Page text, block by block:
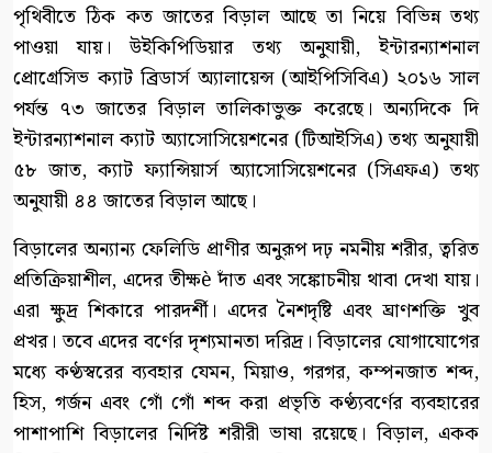
পৃথিবীতে ঠিক কত জাতের বিড়াল আছে তা নিয়ে বিভিন্ন তথ্য
পাওয়া যায়। উইকিপিডিয়ার তথ্য অনুযায়ী, ইন্টারন্যাশনাল
প্রোগ্রেসিভ ক্যাট ব্রিডার্স অ্যালায়েন্স (আইপিসিবিএ) ২০১৬ সাল
পর্যন্ত ৭৩ জাতের বিড়াল তালিকাভুক্ত করেছে। অন্যদিকে দি
ইন্টারন্যাশনাল ক্যাট অ্যাসোসিয়েশনের (টিআইসিএ) তথ্য অনুযায়ী
৫৮ জাত, ক্যাট ফ্যান্সিয়ার্স অ্যাসোসিয়েশনের (সিএফএ) তথ্য
অনুযায়ী ৪৪ জাতের বিড়াল আছে।
বিড়ালের অন্যান্য ফেলিডি প্রাণীর অনুরূপ দঢ় নমনীয় শরীর, ত্বরিত
প্রতিক্রিয়াশীল, এদের তীক্ষè দাঁত এবং সঙ্কোচনীয় থাবা দেখা যায়।
এরা ক্ষুদ্র শিকারে পারদর্শী। এদের নৈশদৃষ্টি এবং ঘ্রাণশক্তি খুব
প্রখর। তবে এদের বর্ণের দৃশ্যমানতা দরিদ্র। বিড়ালের যোগাযোগের
মধ্যে কণ্ঠস্বরের ব্যবহার যেমন, মিয়াও, গরগর, কম্পনজাত শব্দ,
হিস, গর্জন এবং গোঁ গোঁ শব্দ করা প্রভৃতি কণ্ঠ্যবর্ণের ব্যবহারের
পাশাপাশি বিড়ালের নির্দিষ্ট শরীরী ভাষা রয়েছে। বিড়াল, একক